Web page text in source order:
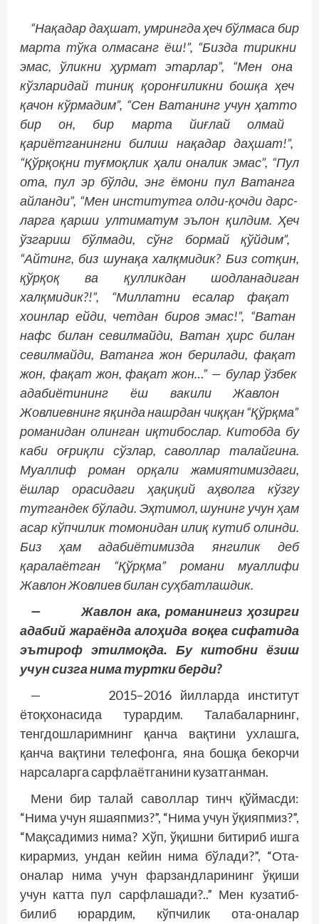
“Нақадардаҳшат, умрингдаҳеч бўлмаса бир
марта тўка олмасанг ёш!”, “Бизда тирикни
эмас, ўликни ҳурматэтарлар”, “Мен она
кўзларидай тиниққоронғиликнибошқа ҳеч
қачон кўрмадим”, “Сен Ватанинг учун ҳатто
бир он, бир марта йиғлайолмай
қариётганингни билиш нақадардаҳшат!”,
“Қўрқоқни туғмоқлик ҳалионалик эмас”, “Пул
ота, пулэрбўлди, энг ёмонипулВатанга
айланди”, “Мен институтга олди-қочди дарс­
ларга қарши ултиматумэълон қилдим. Ҳеч
ўзгариш бўлмади, сўнг бормайқўйдим”,
“Айтинг, биз шунақа халқмидик? Бизсотқин,
қўрқоқ ва қулликданшодланадиган
халқмидик?!”, “Миллатниесалар фақат
хоинлар ейди, четдан бировэмас!”, “Ватан
нафс билансевилмайди, Ватан ҳирсбилан
севилмайди, Ватанга жон берилади, фақат
жон, фақатжон, фақат жон…” — буларўзбек
адабиётининг ёшвакилиЖавлон
Жовлиевнингяқинданашрдан чиққан“Қўрқма”
романидан олинган иқтибослар. Китобда бу
каби оғриқли сўзлар, саволлар талайгина.
Муаллиф роман орқали жамиятимиздаги,
ёшлар орасидаги ҳақиқий аҳволга кўзгу
тутгандек бўлади. Эҳтимол, шунинг учун ҳам
асар кўпчилик томонидан илиқ кутиб олинди.
Биз ҳам адабиётимизда янгилик деб
қаралаётган “Қўрқма” романи муаллифи
Жавлон Жовлиев билан суҳбатлашдик.
— Жавлон ака, романингиз ҳозирги
адабий жараёнда алоҳида воқеа сифатида
эътироф этилмоқда. Бу китобни ёзиш
учун сизга нима туртки берди?
— 2015–2016 йилларда институт
ётоқхонасида турардим. Талабаларнинг,
тенгдошларимнинг қанча вақтини ухлашга,
қанча вақтини телефонга, яна бошқа бекорчи
нарсаларга сарфлаётганини кузатганман.
Мени бир талай саволлар тинч қўймасди:
“Нима учун яшаяпмиз?”, “Нима учун ўқияпмиз?”,
“Мақсадимиз нима? Хўп, ўқишни битириб ишга
кирармиз, ундан кейин нима бўлади?”, “Ота-
оналар нима учун фарзандларининг ўқиши
учун катта пул сарфлашади?..” Мен кузатиб-
билиб юрардим, кўпчилик ота-оналар